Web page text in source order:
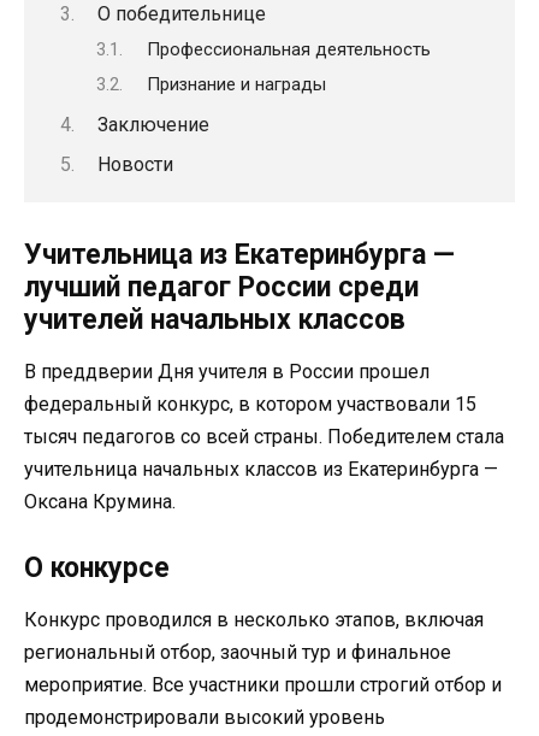
О победительнице
Профессиональная деятельность
Признание и награды
Заключение
Новости
Учительница из Екатеринбурга —
лучший педагог России среди
учителей начальных классов
В преддверии Дня учителя в России прошел
федеральный конкурс, в котором участвовали 15
тысяч педагогов со всей страны. Победителем стала
учительница начальных классов из Екатеринбурга —
Оксана Крумина.
О конкурсе
Конкурс проводился в несколько этапов, включая
региональный отбор, заочный тур и финальное
мероприятие. Все участники прошли строгий отбор и
продемонстрировали высокий уровень